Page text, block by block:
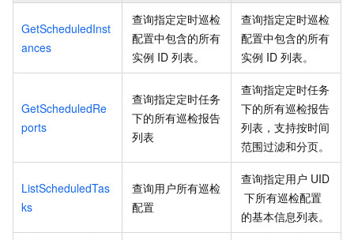
GetScheduledInst
ances
查询指定定时巡检
配置中包含的所有
实例 ID 列表。
查询指定定时巡检
配置中包含的所有
实例 ID 列表。
GetScheduledRe
ports
查询指定定时任务
下的所有巡检报告
列表
查询指定定时任务
下的所有巡检报告
列表，支持按时间
范围过滤和分页。
ListScheduledTas
ks
查询用户所有巡检
配置
查询指定用户 UID
下所有巡检配置
的基本信息列表。